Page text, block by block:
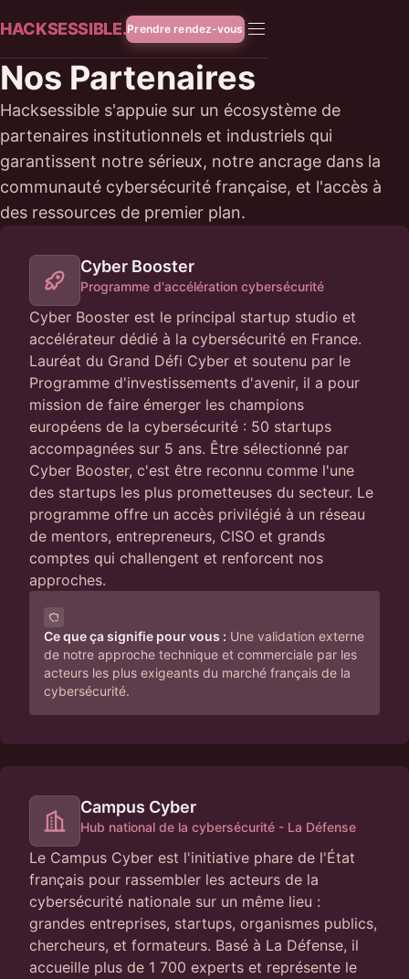
HACKSESSIBLE.Prendre rendez-vous
Nos Partenaires
Hacksessible s'appuie sur un écosystème de
partenaires institutionnels et industriels qui
garantissent notre sérieux, notre ancrage dans la
communauté cybersécurité française, et l'accès à
des ressources de premier plan.
Cyber Booster
Programme d'accélération cybersécurité
Cyber Booster est le principal startup studio et
accélérateur dédié à la cybersécurité en France.
Lauréat du Grand Défi Cyber et soutenu par le
Programme d'investissements d'avenir, il a pour
mission de faire émerger les champions
européens de la cybersécurité : 50 startups
accompagnées sur 5 ans. Être sélectionné par
Cyber Booster, c'est être reconnu comme l'une
des startups les plus prometteuses du secteur. Le
programme offre un accès privilégié à un réseau
de mentors, entrepreneurs, CISO et grands
comptes qui challengent et renforcent nos
approches.
Ce que ça signifie pour vous : Une validation externe
de notre approche technique et commerciale par les
acteurs les plus exigeants du marché français de la
cybersécurité.
Campus Cyber
Hub national de la cybersécurité - La Défense
Le Campus Cyber est l'initiative phare de l'État
français pour rassembler les acteurs de la
cybersécurité nationale sur un même lieu :
grandes entreprises, startups, organismes publics,
chercheurs, et formateurs. Basé à La Défense, il
accueille plus de 1 700 experts et représente le